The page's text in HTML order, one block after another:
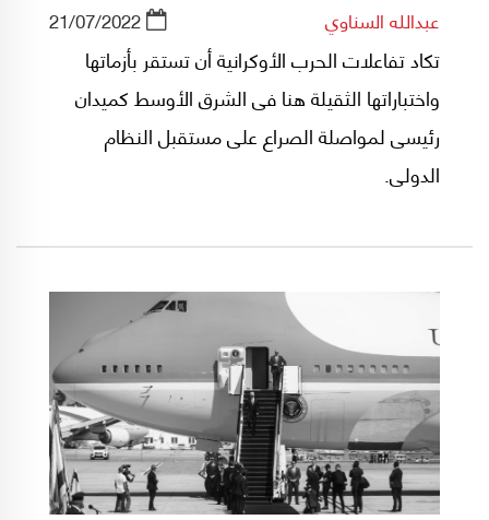
عبدالله السناوي 21/07/2022
تكاد تفاعلات الحرب الأوكرانية أن تستقر بأزماتها
واختباراتها الثقيلة هنا فى الشرق الأوسط كميدان
رئيسى لمواصلة الصراع على مستقبل النظام
الدولى.